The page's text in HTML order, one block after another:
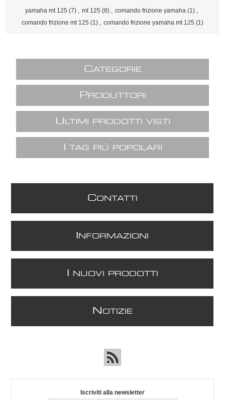
yamaha mt 125 (7) , mt 125 (8) , comando frizione yamaha (1) ,
comando frizione mt 125 (1) , comando frizione yamaha mt 125 (1)
CATEGORIE
P RODUTTORI
U LTIMI PRODOTTI VISTI
TAG PIÙ POPOLARI
CONTATTI
NFORMAZIONI
NUOVI PRODOTTI
N OTIZIE
Iscriviti alla newsletter